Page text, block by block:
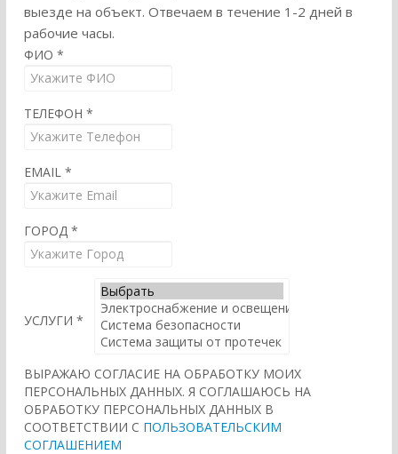
выезде на объект. Отвечаем в течение 1-2 дней в
рабочие часы.
ФИО *
ТЕЛЕФОН *
EMAIL *
ГОРОД *
УСЛУГИ *
ВЫРАЖАЮ СОГЛАСИЕ НА ОБРАБОТКУ МОИХ
ПЕРСОНАЛЬНЫХ ДАННЫХ. Я СОГЛАШАЮСЬ НА
ОБРАБОТКУ ПЕРСОНАЛЬНЫХ ДАННЫХ В
СООТВЕТСТВИИ С ПОЛЬЗОВАТЕЛЬСКИМ
СОГЛАШЕНИЕМ